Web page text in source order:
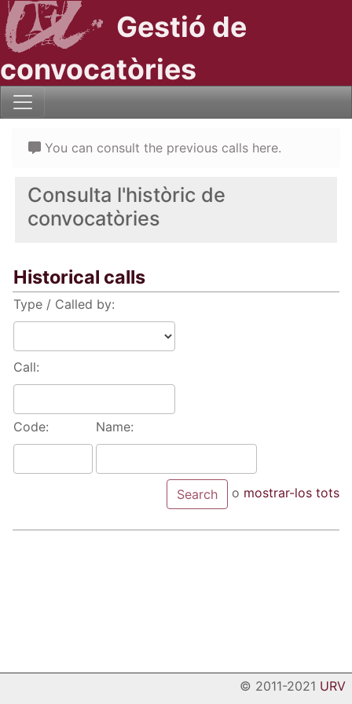
Gestió de
convocatòries
Consulta l'històric de
convocatòries
Historical calls
Type / Called by:
Call:
Code: Name:
o mostrar-los tots
You can consult the previous calls here.
© 2011-2021 URV